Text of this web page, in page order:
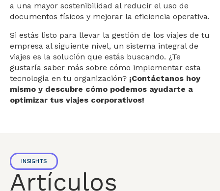
a una mayor sostenibilidad al reducir el uso de
documentos físicos y mejorar la eficiencia operativa.
Si estás listo para llevar la gestión de los viajes de tu
empresa al siguiente nivel, un sistema integral de
viajes es la solución que estás buscando. ¿Te
gustaría saber más sobre cómo implementar esta
tecnología en tu organización? ¡Contáctanos hoy
mismo y descubre cómo podemos ayudarte a
optimizar tus viajes corporativos!
INSIGHTS
Artículos